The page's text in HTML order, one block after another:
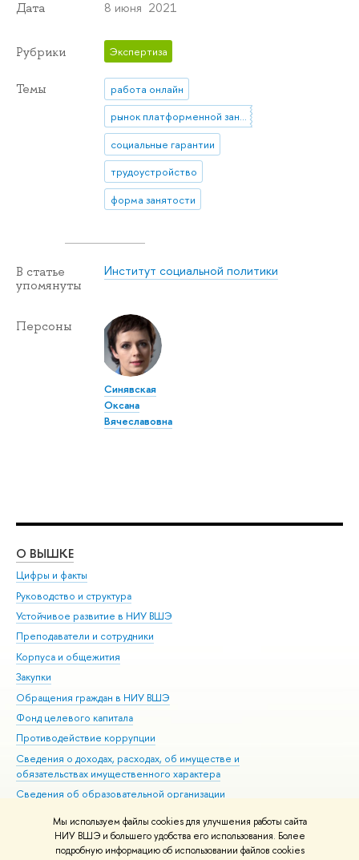
Мы используем файлы cookies для улучшения работы сайта
НИУ ВШЭ и большего удобства его использования. Более
подробную информацию об использовании файлов cookies
Дата 8 июня 2021
Рубрики Экспертиза
Темы
работа онлайн
рынок платформенной занятости
социальные гарантии
трудоустройство
форма занятости
В статье
упомянуты
Институт социальной политики
Персоны
Синявская
Оксана
Вячеславовна
О ВЫШКЕ
Цифры и факты
Руководство и структура
Устойчивое развитие в НИУ ВШЭ
Преподаватели и сотрудники
Корпуса и общежития
Закупки
Обращения граждан в НИУ ВШЭ
Фонд целевого капитала
Противодействие коррупции
Сведения о доходах, расходах, об имуществе и
обязательствах имущественного характера
Сведения об образовательной организации
Людям с ограниченными возможностями здоровья
Единая платежная страница
Работа в Вышке